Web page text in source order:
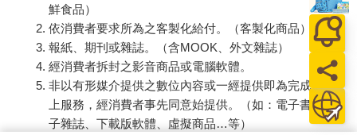
鮮食品）
依消費者要求所為之客製化給付。（客製化商品）
報紙、期刊或雜誌。（含MOOK、外文雜誌）
經消費者拆封之影音商品或電腦軟體。
非以有形媒介提供之數位內容或一經提供即為完成之線
上服務，經消費者事先同意始提供。（如：電子書、電
子雜誌、下載版軟體、虛擬商品…等）